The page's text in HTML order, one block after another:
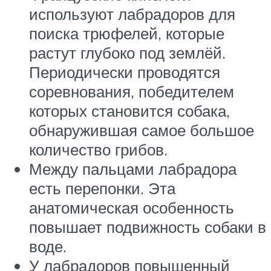
используют лабрадоров для
поиска трюфелей, которые
растут глубоко под землёй.
Периодически проводятся
соревнования, победителем
которых становится собака,
обнаружившая самое большое
количество грибов.
Между пальцами лабрадора
есть перепонки. Эта
анатомическая особенность
повышает подвижность собаки в
воде.
У лабрадоров повышенный